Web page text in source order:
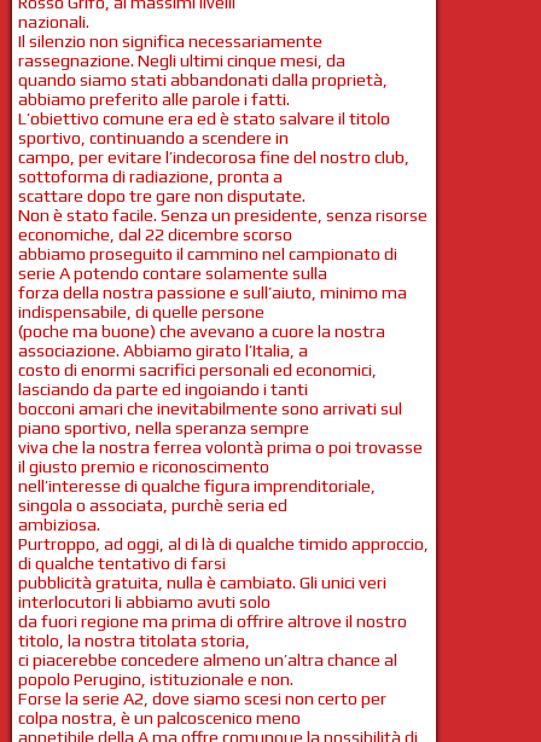
nazionali.
Il silenzio non significa necessariamente
rassegnazione. Negli ultimi cinque mesi, da
quando siamo stati abbandonati dalla proprietà,
abbiamo preferito alle parole i fatti.
L’obiettivo comune era ed è stato salvare il titolo
sportivo, continuando a scendere in
campo, per evitare l’indecorosa fine del nostro club,
sottoforma di radiazione, pronta a
scattare dopo tre gare non disputate.
Non è stato facile. Senza un presidente, senza risorse
economiche, dal 22 dicembre scorso
abbiamo proseguito il cammino nel campionato di
serie A potendo contare solamente sulla
forza della nostra passione e sull’aiuto, minimo ma
indispensabile, di quelle persone
(poche ma buone) che avevano a cuore la nostra
associazione. Abbiamo girato l’Italia, a
costo di enormi sacrifici personali ed economici,
lasciando da parte ed ingoiando i tanti
bocconi amari che inevitabilmente sono arrivati sul
piano sportivo, nella speranza sempre
viva che la nostra ferrea volontà prima o poi trovasse
il giusto premio e riconoscimento
nell’interesse di qualche figura imprenditoriale,
singola o associata, purchè seria ed
ambiziosa.
Purtroppo, ad oggi, al di là di qualche timido approccio,
di qualche tentativo di farsi
pubblicità gratuita, nulla è cambiato. Gli unici veri
interlocutori li abbiamo avuti solo
da fuori regione ma prima di offrire altrove il nostro
titolo, la nostra titolata storia,
ci piacerebbe concedere almeno un’altra chance al
popolo Perugino, istituzionale e non.
Forse la serie A2, dove siamo scesi non certo per
colpa nostra, è un palcoscenico meno
appetibile della A ma offre comunque la possibilità di